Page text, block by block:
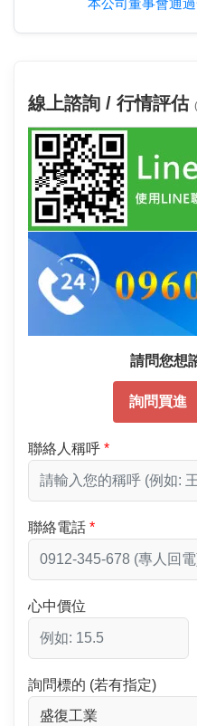
本公司董事會通
線上諮詢 / 行情評估
請問您想
詢問買進
聯絡人稱呼
聯絡電話
心中價位
詢問標的 (若有指定)